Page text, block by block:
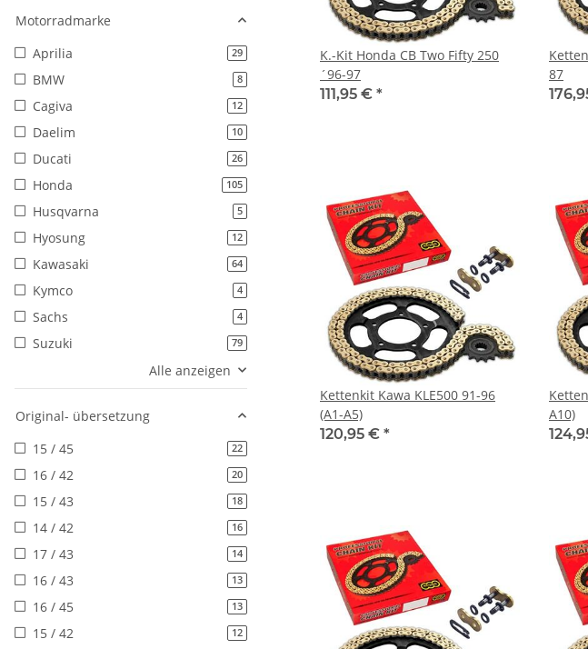
K.-Kit Honda CB Two Fifty 250
´96-97
111,95 € *
87
Kettenkit Kawa KLE500 91-96
(A1-A5)
120,95 € *
A10)
Motorradmarke
Aprilia
29Artikel gefunden
BMW 8Artikel gefunden
Cagiva 12Artikel gefunden
Daelim 10Artikel gefunden
Ducati 26Artikel gefunden
Honda 105Artikel gefunden
Husqvarna 5Artikel gefunden
Hyosung 12Artikel gefunden
Kawasaki 64Artikel gefunden
Kymco 4Artikel gefunden
Sachs 4Artikel gefunden
Suzuki 79Artikel gefunden
Alle anzeigen
Original- übersetzung
15 / 45
22Artikel gefunden
16 / 42 20Artikel gefunden
15 / 43 18Artikel gefunden
14 / 42 16Artikel gefunden
17 / 43 14Artikel gefunden
16 / 43 13Artikel gefunden
16 / 45 13Artikel gefunden
15 / 42 12Artikel gefunden